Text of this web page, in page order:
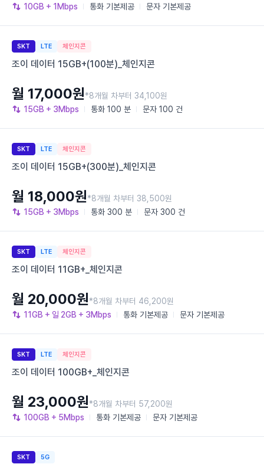
10GB + 1Mbps 통화 기본제공 문자 기본제공
SKT LTE 체인지콘
조이 데이터 15GB+(100분)_체인지콘
15GB + 3Mbps 통화 100 분 문자 100 건
월 17,000원*8개월 차부터 34,100원
SKT LTE 체인지콘
조이 데이터 15GB+(300분)_체인지콘
15GB + 3Mbps 통화 300 분 문자 300 건
월 18,000원*8개월 차부터 38,500원
SKT LTE 체인지콘
조이 데이터 11GB+_체인지콘
11GB + 일 2GB + 3Mbps 통화 기본제공 문자 기본제공
월 20,000원*8개월 차부터 46,200원
SKT LTE 체인지콘
조이 데이터 100GB+_체인지콘
100GB + 5Mbps 통화 기본제공 문자 기본제공
월 23,000원*8개월 차부터 57,200원
SKT 5G